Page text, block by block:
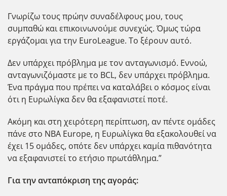
Γνωρίζω τους πρώην συναδέλφους μου, τους
συμπαθώ και επικοινωνούμε συνεχώς. Όμως τώρα
εργάζομαι για την EuroLeague. Το ξέρουν αυτό.
Δεν υπάρχει πρόβλημα με τον ανταγωνισμό. Εννοώ,
ανταγωνιζόμαστε με το BCL, δεν υπάρχει πρόβλημα.
Ένα πράγμα που πρέπει να καταλάβει ο κόσμος είναι
ότι η Ευρωλίγκα δεν θα εξαφανιστεί ποτέ.
Ακόμη και στη χειρότερη περίπτωση, αν πέντε ομάδες
πάνε στο ΝΒΑ Europe, η Ευρωλίγκα θα εξακολουθεί να
έχει 15 ομάδες, οπότε δεν υπάρχει καμία πιθανότητα
να εξαφανιστεί το ετήσιο πρωτάθλημα.”
Για την ανταπόκριση της αγοράς: